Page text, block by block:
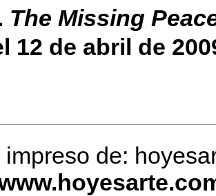
The Missing
12 de abril de
de: